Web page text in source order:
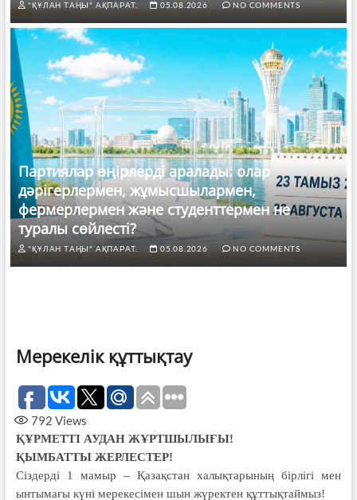
"ҚҰЛАН ТАҢЫ" АҚПАРАТ. 05.08.2026 NO COMMENTS
Партиялар өңірлерді аралады: олар
дәрігерлермен, жұмысшылармен,
фермерлермен және студенттермен не
туралы сөйлесті?
"ҚҰЛАН ТАҢЫ" АҚПАРАТ. 05.08.2026 NO COMMENTS
Мерекелік құттықтау
792 Views
ҚҰРМЕТТІ АУДАН ЖҰРТШЫЛЫҒЫ!
ҚЫМБАТТЫ ЖЕРЛЕСТЕР!
Сіздерді 1 мамыр – Қазақстан халықтарының бірлігі мен
ынтымағы күні мерекесімен шын жүректен құттықтаймыз!